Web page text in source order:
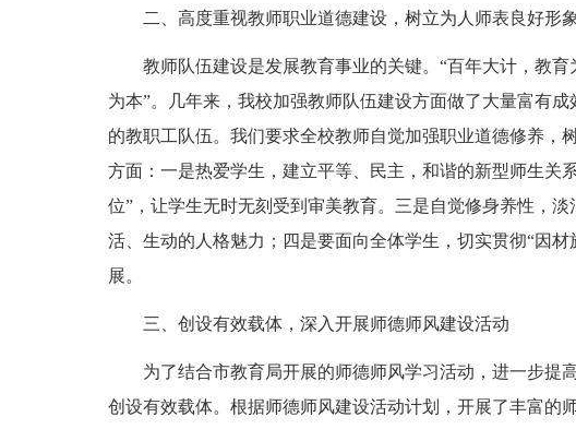
二、高度重视教师职业道德建设，树立为人师表良好形象
教师队伍建设是发展教育事业的关键。“百年大计，教
为本”。几年来，我校加强教师队伍建设方面做了大量富有
的教职工队伍。我们要求全校教师自觉加强职业道德修养，
方面：一是热爱学生，建立平等、民主，和谐的新型师生关
位”，让学生无时无刻受到审美教育。三是自觉修身养性，
活、生动的人格魅力；四是要面向全体学生，切实贯彻“因
展。
三、创设有效载体，深入开展师德师风建设活动
为了结合市教育局开展的师德师风学习活动，进一步提
创设有效载体。根据师德师风建设活动计划，开展了丰富的